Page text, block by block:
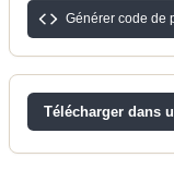
Générer code de
Télécharger dans